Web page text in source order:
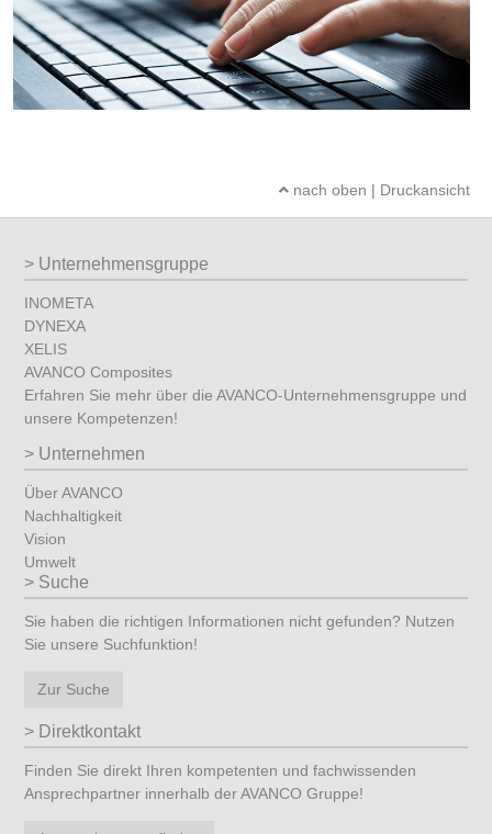
nach oben | Druckansicht
Unternehmensgruppe
INOMETA
DYNEXA
XELIS
AVANCO Composites
Erfahren Sie mehr über die AVANCO-Unternehmensgruppe und
unsere Kompetenzen!
Unternehmen
Über AVANCO
Nachhaltigkeit
Vision
Umwelt
Suche
Sie haben die richtigen Informationen nicht gefunden? Nutzen
Sie unsere Suchfunktion!
Zur Suche
Direktkontakt
Finden Sie direkt Ihren kompetenten und fachwissenden
Ansprechpartner innerhalb der AVANCO Gruppe!